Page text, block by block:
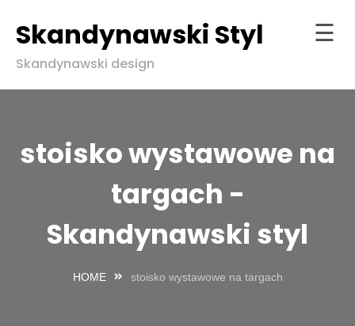
to
content
Skandynawski Styl
Skandynawski design
☰
zgodzie
stoisko wystawowe na
targach -
Skandynawski styl
HOME stoisko wystawowe na targach